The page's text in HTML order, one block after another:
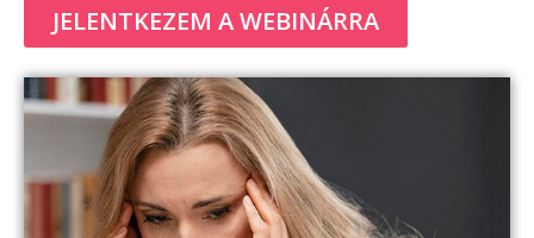
JELENTKEZEM A WEBINÁRRA